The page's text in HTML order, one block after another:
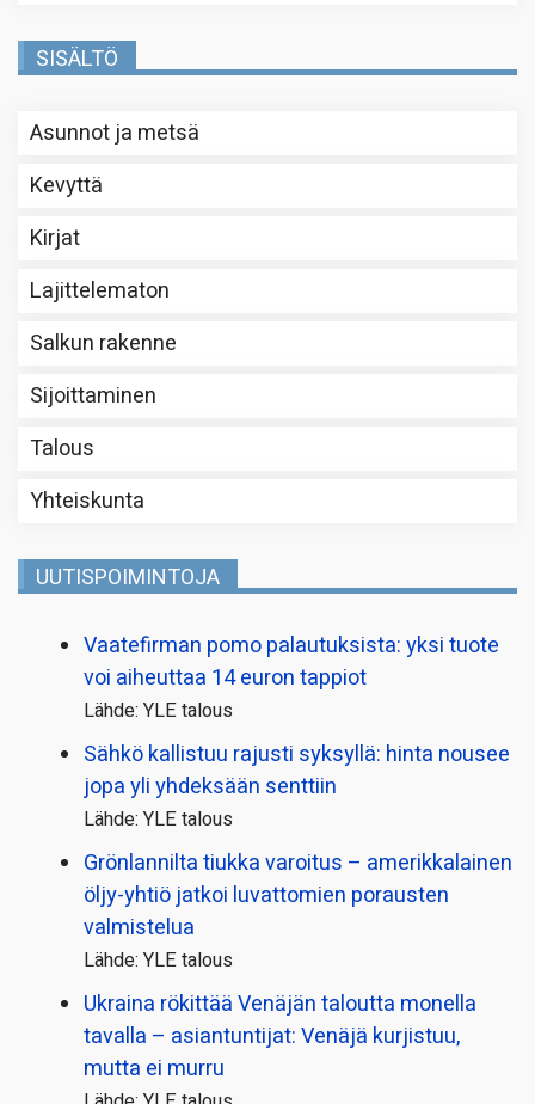
SISÄLTÖ
Asunnot ja metsä
Kevyttä
Kirjat
Lajittelematon
Salkun rakenne
Sijoittaminen
Talous
Yhteiskunta
UUTISPOIMINTOJA
Vaatefirman pomo palautuksista: yksi tuote
voi aiheuttaa 14 euron tappiot
Lähde: YLE talous
Sähkö kallistuu rajusti syksyllä: hinta nousee
jopa yli yhdeksään senttiin
Lähde: YLE talous
Grönlannilta tiukka varoitus – amerikkalainen
öljy-yhtiö jatkoi luvattomien porausten
valmistelua
Lähde: YLE talous
Ukraina rökittää Venäjän taloutta monella
tavalla – asiantuntijat: Venäjä kurjistuu,
mutta ei murru